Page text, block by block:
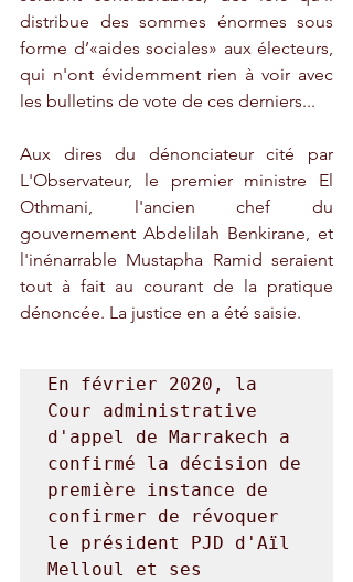
distribue des sommes énormes sous
forme d’«aides sociales» aux électeurs,
qui n'ont évidemment rien à voir avec
les bulletins de vote de ces derniers...
Aux dires du dénonciateur cité par
L'Observateur, le premier ministre El
Othmani, l'ancien chef du
gouvernement Abdelilah Benkirane, et
l'inénarrable Mustapha Ramid seraient
tout à fait au courant de la pratique
dénoncée. La justice en a été saisie.
En février 2020, la
Cour administrative
d'appel de Marrakech a
confirmé la décision de
première instance de
confirmer de révoquer
le président PJD d'Aïl
Melloul et ses